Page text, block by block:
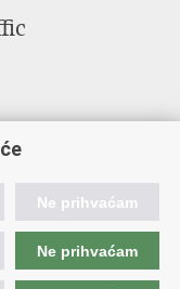
Ne prihvaćam
Ne prihvaćam